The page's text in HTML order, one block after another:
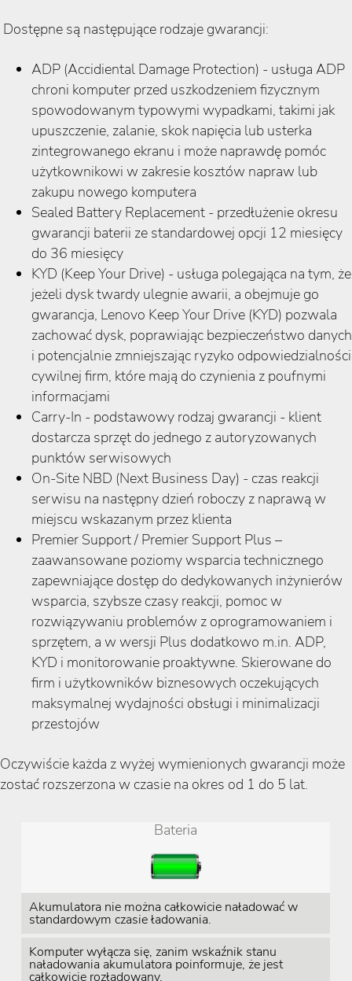
Dostępne są następujące rodzaje gwarancji:
ADP (Accidiental Damage Protection) - usługa ADP
chroni komputer przed uszkodzeniem fizycznym
spowodowanym typowymi wypadkami, takimi jak
upuszczenie, zalanie, skok napięcia lub usterka
zintegrowanego ekranu i może naprawdę pomóc
użytkownikowi w zakresie kosztów napraw lub
zakupu nowego komputera
Sealed Battery Replacement - przedłużenie okresu
gwarancji baterii ze standardowej opcji 12 miesięcy
do 36 miesięcy
KYD (Keep Your Drive) - usługa polegająca na tym, że
jeżeli dysk twardy ulegnie awarii, a obejmuje go
gwarancja, Lenovo Keep Your Drive (KYD) pozwala
zachować dysk, poprawiając bezpieczeństwo danych
i potencjalnie zmniejszając ryzyko odpowiedzialności
cywilnej firm, które mają do czynienia z poufnymi
informacjami
Carry-In - podstawowy rodzaj gwarancji - klient
dostarcza sprzęt do jednego z autoryzowanych
punktów serwisowych
On-Site NBD (Next Business Day) - czas reakcji
serwisu na następny dzień roboczy z naprawą w
miejscu wskazanym przez klienta
Premier Support / Premier Support Plus –
zaawansowane poziomy wsparcia technicznego
zapewniające dostęp do dedykowanych inżynierów
wsparcia, szybsze czasy reakcji, pomoc w
rozwiązywaniu problemów z oprogramowaniem i
sprzętem, a w wersji Plus dodatkowo m.in. ADP,
KYD i monitorowanie proaktywne. Skierowane do
firm i użytkowników biznesowych oczekujących
maksymalnej wydajności obsługi i minimalizacji
przestojów
Oczywiście każda z wyżej wymienionych gwarancji może
zostać rozszerzona w czasie na okres od 1 do 5 lat.
Bateria
Akumulatora nie można całkowicie naładować w
standardowym czasie ładowania.
Komputer wyłącza się, zanim wskaźnik stanu
naładowania akumulatora poinformuje, że jest
całkowicie rozładowany.